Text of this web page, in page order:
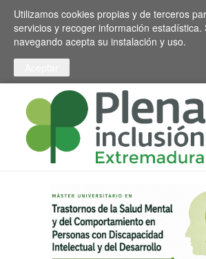
Pasar al contenido principal
Toggle high contrast
Utilizamos cookies propias y de terceros
servicios y recoger información estadística.
navegando acepta su instalación y uso.